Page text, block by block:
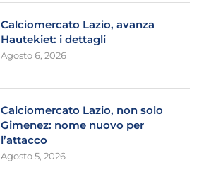
Calciomercato Lazio, avanza
Hautekiet: i dettagli
Agosto 6, 2026
Calciomercato Lazio, non solo
Gimenez: nome nuovo per
l’attacco
Agosto 5, 2026